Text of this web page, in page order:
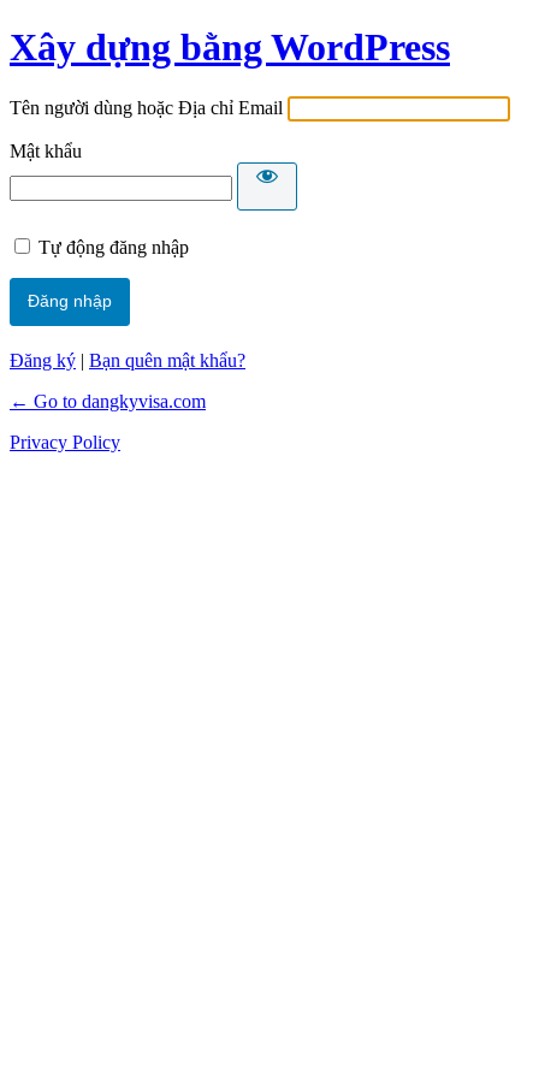
Xây dựng bằng WordPress
Tên người dùng hoặc Địa chỉ Email
Mật khẩu
Tự động đăng nhập
Đăng ký | Bạn quên mật khẩu?
← Go to dangkyvisa.com
Privacy Policy